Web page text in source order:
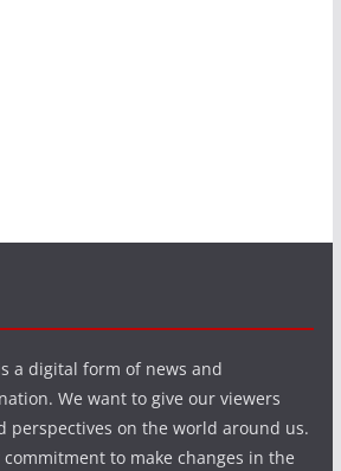
a digital form of news and
We want to give our viewers
perspectives on the world around us.
to make changes in the